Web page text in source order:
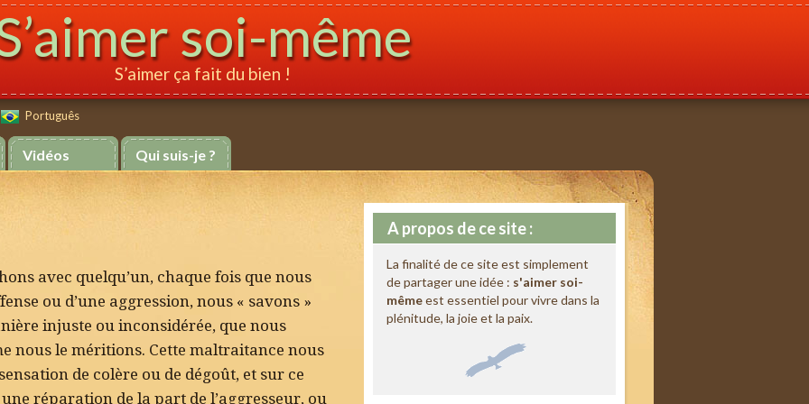
soi-même
S’aimer ça fait du bien !
Português
Vidéos Qui suis-je ?
Português
avec quelqu’un, chaque fois que nous
ou d’une aggression, nous « savons »
injuste ou inconsidérée, que nous
nous le méritions. Cette maltraitance nous
de colère ou de dégoût, et sur ce
réparation de la part de l’aggresseur, ou
A propos de ce site :
La finalité de ce site est simplement
de partager une idée : s'aimer soi-
mêmeest essentiel pour vivre dans la
plénitude, la joie et la paix.